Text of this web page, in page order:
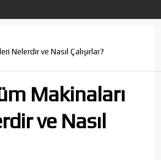
Nelerdir ve Nasıl Çalışırlar?
Makinaları
ve Nasıl